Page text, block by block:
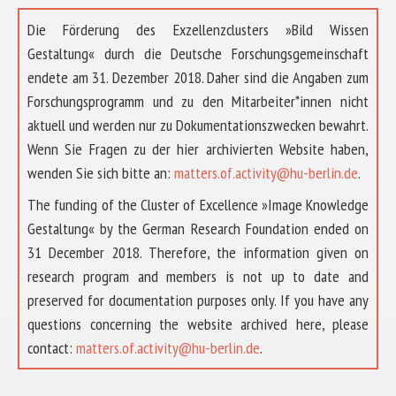
Die Förderung des Exzellenzclusters »Bild Wissen
Gestaltung« durch die Deutsche Forschungsgemeinschaft
endete am 31. Dezember 2018. Daher sind die Angaben zum
Forschungsprogramm und zu den Mitarbeiter*innen nicht
aktuell und werden nur zu Dokumentationszwecken bewahrt.
Wenn Sie Fragen zu der hier archivierten Website haben,
wenden Sie sich bitte an: matters.of.activity@hu-berlin.de.
The funding of the Cluster of Excellence »Image Knowledge
Gestaltung« by the German Research Foundation ended on
31 December 2018. Therefore, the information given on
research program and members is not up to date and
preserved for documentation purposes only. If you have any
questions concerning the website archived here, please
contact: matters.of.activity@hu-berlin.de.
ÜBER UNS